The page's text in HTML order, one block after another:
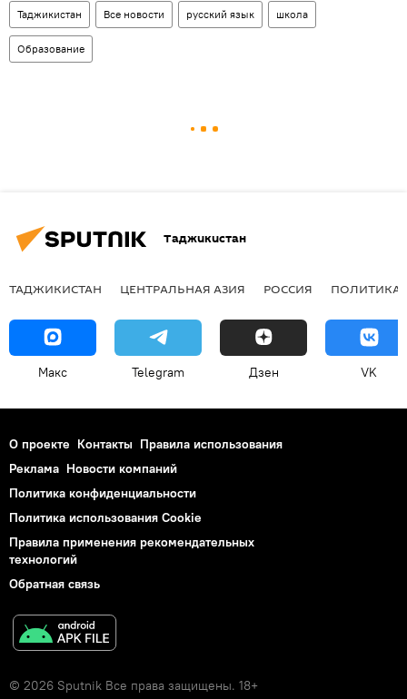
Таджикистан Все новости русский язык школа
Образование
Таджикистан
ТАДЖИКИСТАН ЦЕНТРАЛЬНАЯ АЗИЯ РОССИЯ ПОЛИТИКА
Макс Telegram Дзен VK
О проекте Контакты Правила использования
Реклама Новости компаний
Политика конфиденциальности
Политика использования Cookie
Правила применения рекомендательных
технологий
Обратная связь
© 2026 Sputnik Все права защищены. 18+